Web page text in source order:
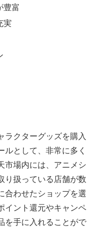
豊富
実
ラクターグッズを購入
ルとして、非常に多く
市場内には、アニメシ
り扱っている店舗が数
合わせたショップを選
イント還元やキャンペ
を手に入れることがで